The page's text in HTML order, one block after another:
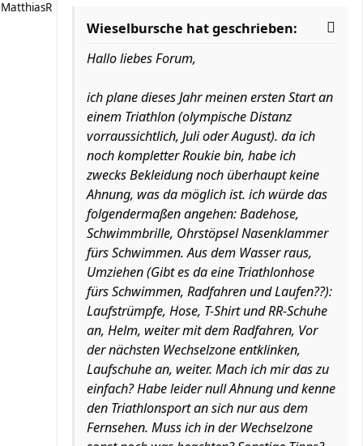
MatthiasR
Wieselbursche hat geschrieben:
Hallo liebes Forum,
ich plane dieses Jahr meinen ersten Start an
einem Triathlon (olympische Distanz
vorraussichtlich, Juli oder August). da ich
noch kompletter Roukie bin, habe ich
zwecks Bekleidung noch überhaupt keine
Ahnung, was da möglich ist. ich würde das
folgendermaßen angehen: Badehose,
Schwimmbrille, Ohrstöpsel Nasenklammer
fürs Schwimmen. Aus dem Wasser raus,
Umziehen (Gibt es da eine Triathlonhose
fürs Schwimmen, Radfahren und Laufen??):
Laufstrümpfe, Hose, T-Shirt und RR-Schuhe
an, Helm, weiter mit dem Radfahren, Vor
der nächsten Wechselzone entklinken,
Laufschuhe an, weiter. Mach ich mir das zu
einfach? Habe leider null Ahnung und kenne
den Triathlonsport an sich nur aus dem
Fernsehen. Muss ich in der Wechselzone